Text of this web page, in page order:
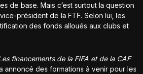
de base. Mais c’est surtout la question
président de la FTF. Selon lui, les
des fonds alloués aux clubs et
financements de la FIFA et de la CAF
annoncé des formations à venir pour les